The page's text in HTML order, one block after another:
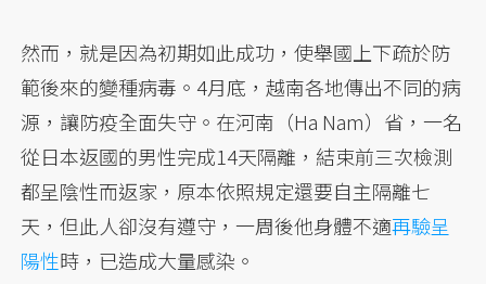
然而，就是因為初期如此成功，使舉國上下疏於防
範後來的變種病毒。4月底，越南各地傳出不同的病
源，讓防疫全面失守。在河南（Ha Nam）省，一名
從日本返國的男性完成14天隔離，結束前三次檢測
都呈陰性而返家，原本依照規定還要自主隔離七
天，但此人卻沒有遵守，一周後他身體不適再驗呈
陽性時，已造成大量感染。